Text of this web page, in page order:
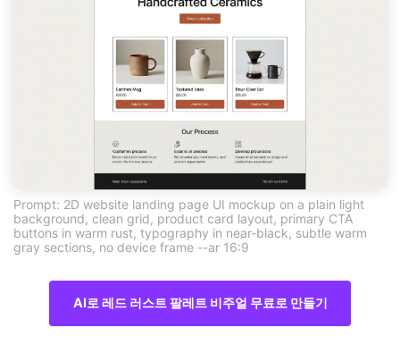
Prompt: 2D website landing page UI mockup on a plain light
background, clean grid, product card layout, primary CTA
buttons in warm rust, typography in near-black, subtle warm
gray sections, no device frame --ar 16:9
AI로 레드 러스트 팔레트 비주얼 무료로 만들기